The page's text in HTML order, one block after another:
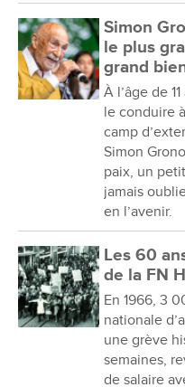
Simon
le plus
grand
À l’âge de
le conduire
camp
Simon
paix, un
jamais
en l’avenir.
Les 60
de la FN
En 1966, 3
nationale
une grève
semaines,
de salaire